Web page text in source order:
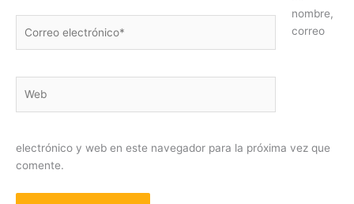
electrónico*
nombre,
correo
electrónico y web en este navegador para la próxima vez que
comente.